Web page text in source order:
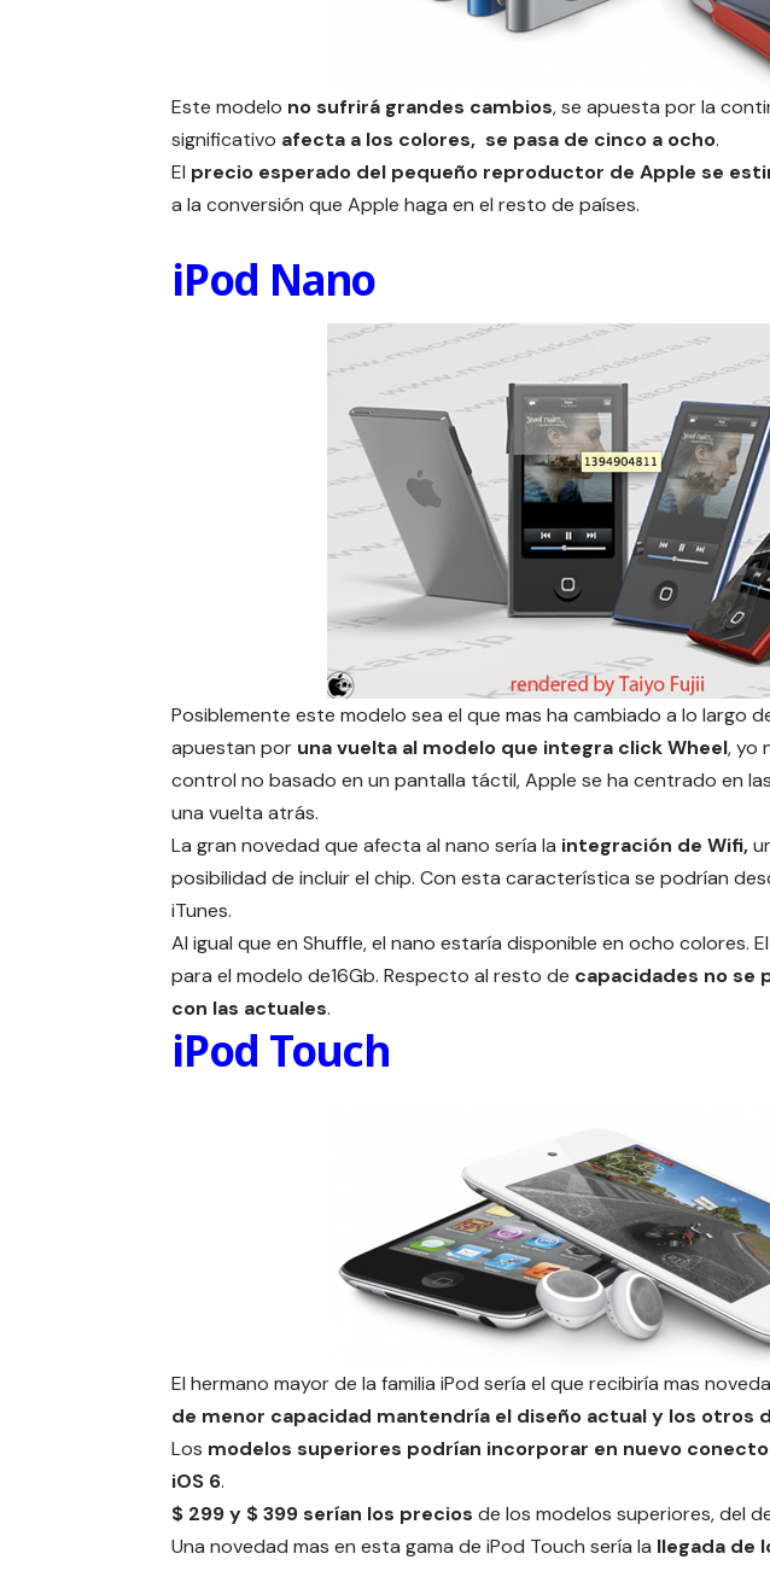
Este modelo no sufrirá grandes cambios, se apuesta por la
significativo afecta a los colores, se pasa de cinco a ocho.
El precio esperado del pequeño reproductor de Apple se
a la conversión que Apple haga en el resto de países.
iPod Nano
Posiblemente este modelo sea el que mas ha cambiado a lo largo
apuestan por una vuelta al modelo que integra click Wheel, yo
control no basado en un pantalla táctil, Apple se ha centrado en
una vuelta atrás.
La gran novedad que afecta al nano sería la integración de Wifi,
posibilidad de incluir el chip. Con esta característica se podrían
iTunes.
Al igual que en Shuffle, el nano estaría disponible en ocho colores.
para el modelo de16Gb. Respecto al resto de capacidades no se
con las actuales.
iPod Touch
El hermano mayor de la familia iPod sería el que recibiría mas
de menor capacidad mantendría el diseño actual y los
Los modelos superiores podrían incorporar en nuevo
iOS 6.
$ 299 y $ 399 serían los precios de los modelos superiores, del
Una novedad mas en esta gama de iPod Touch sería la llegada de